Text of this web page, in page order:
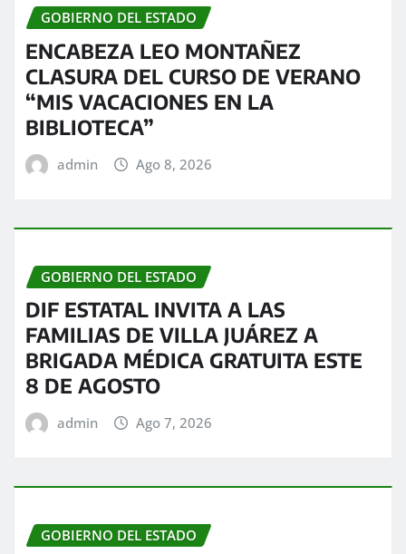
GOBIERNO DEL ESTADO
ENCABEZA LEO MONTAÑEZ
CLASURA DEL CURSO DE VERANO
“MIS VACACIONES EN LA
BIBLIOTECA”
admin Ago 8, 2026
GOBIERNO DEL ESTADO
DIF ESTATAL INVITA A LAS
FAMILIAS DE VILLA JUÁREZ A
BRIGADA MÉDICA GRATUITA ESTE
8 DE AGOSTO
admin Ago 7, 2026
GOBIERNO DEL ESTADO